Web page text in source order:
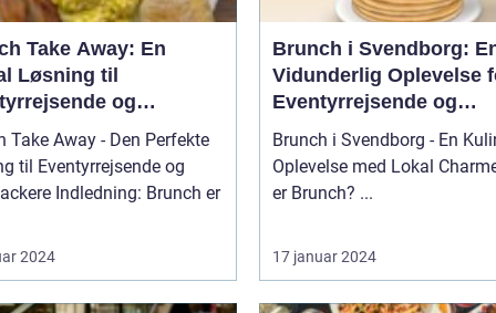
Take Away: En
Løsning til
og
Take Away - Den Perfekte
til Eventyrrejsende og
Brunch er
2024
Brunch i Svendborg:
Vidunderlig Oplevelse
Eventyrrejsende og
Backpackere
Brunch i Svendborg - En
Oplevelse med Lokal Charme
er Brunch? ...
17 januar 2024